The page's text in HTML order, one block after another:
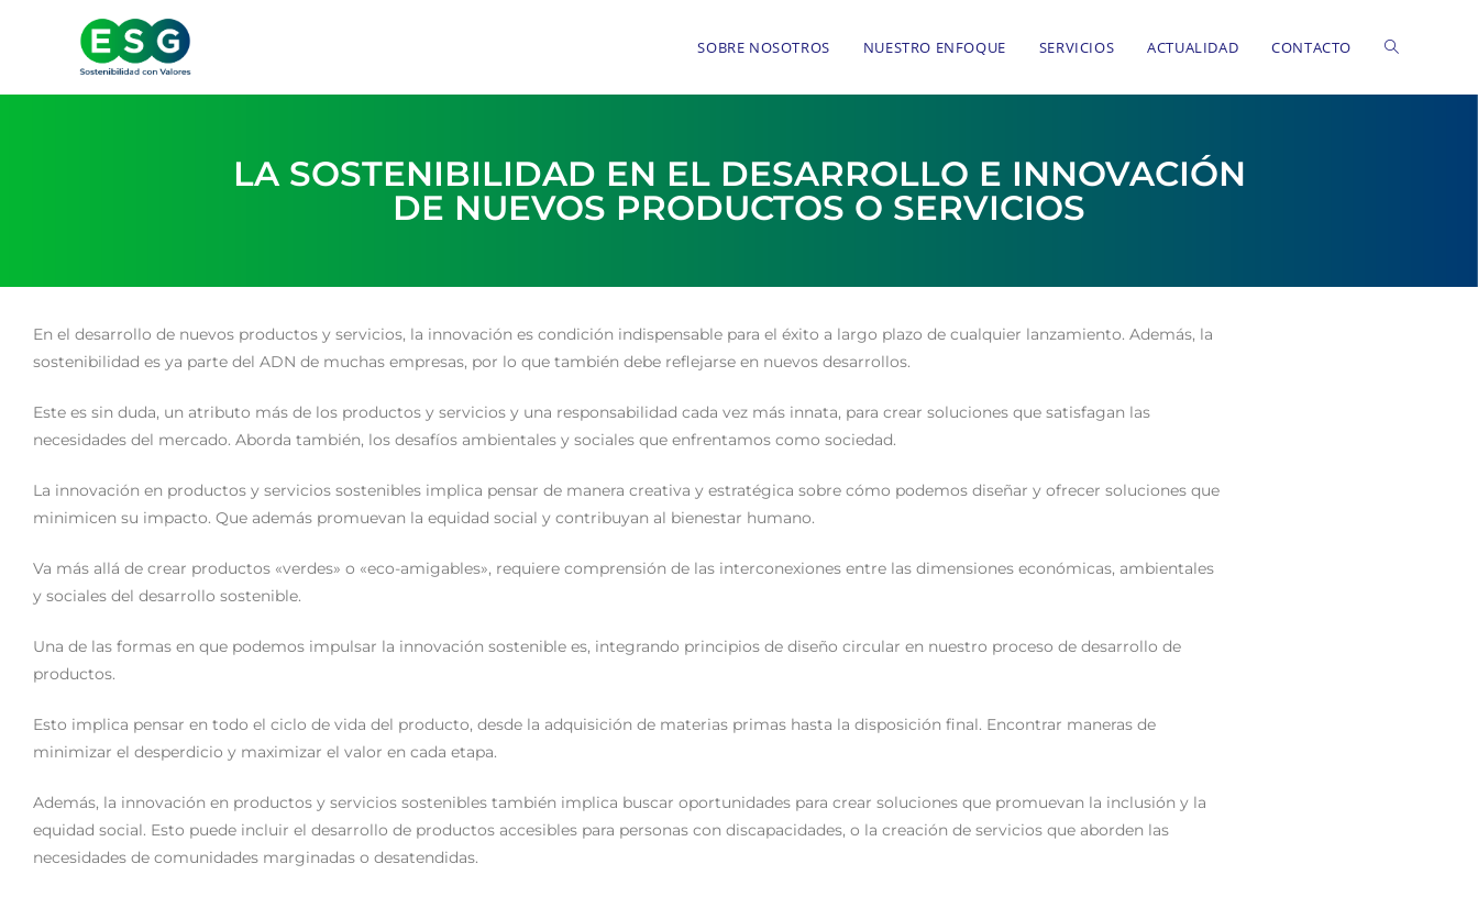
SOBRE NOSOTROS NUESTRO ENFOQUE SERVICIOS ACTUALIDAD CONTACTO
LA SOSTENIBILIDAD EN EL DESARROLLO E INNOVACIÓN
DE NUEVOS PRODUCTOS O SERVICIOS
En el desarrollo de nuevos productos y servicios, la innovación es condición indispensable para el éxito a largo plazo de cualquier lanzamiento. Además, la
sostenibilidad es ya parte del ADN de muchas empresas, por lo que también debe reflejarse en nuevos desarrollos.
Este es sin duda, un atributo más de los productos y servicios y una responsabilidad cada vez más innata, para crear soluciones que satisfagan las
necesidades del mercado. Aborda también, los desafíos ambientales y sociales que enfrentamos como sociedad.
La innovación en productos y servicios sostenibles implica pensar de manera creativa y estratégica sobre cómo podemos diseñar y ofrecer soluciones que
minimicen su impacto. Que además promuevan la equidad social y contribuyan al bienestar humano.
Va más allá de crear productos «verdes» o «eco-amigables», requiere comprensión de las interconexiones entre las dimensiones económicas, ambientales
y sociales del desarrollo sostenible.
Una de las formas en que podemos impulsar la innovación sostenible es, integrando principios de diseño circular en nuestro proceso de desarrollo de
productos.
Esto implica pensar en todo el ciclo de vida del producto, desde la adquisición de materias primas hasta la disposición final. Encontrar maneras de
minimizar el desperdicio y maximizar el valor en cada etapa.
Además, la innovación en productos y servicios sostenibles también implica buscar oportunidades para crear soluciones que promuevan la inclusión y la
equidad social. Esto puede incluir el desarrollo de productos accesibles para personas con discapacidades, o la creación de servicios que aborden las
necesidades de comunidades marginadas o desatendidas.